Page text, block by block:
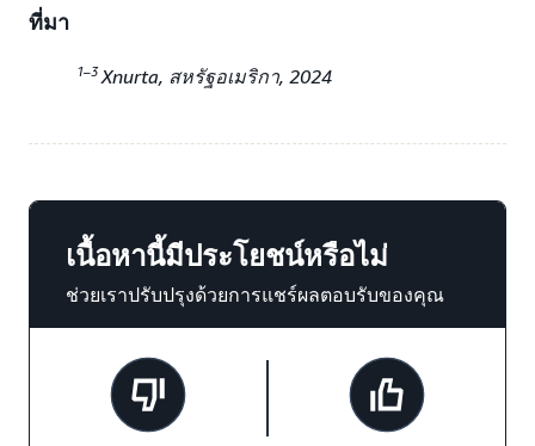
ที่มา
1–3 Xnurta, สหรัฐอเมริกา, 2024
เนื้อหานี้มีประโยชน์หรือไม่
ช่วยเราปรับปรุงด้วยการแชร์ผลตอบรับของคุณ